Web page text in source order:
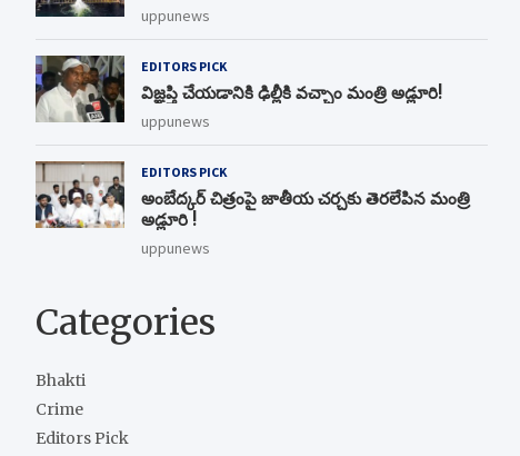
uppunews
EDITORS PICK
విజ్ఞప్తి చేయడానికి ఢిల్లీకి వచ్చాం మంత్రి అడ్లూరి!
uppunews
EDITORS PICK
అంబేద్కర్ చిత్రంపై జాతీయ చర్చకు తెరలేపిన మంత్రి
అడ్లూరి !
uppunews
Categories
Bhakti
Crime
Editors Pick